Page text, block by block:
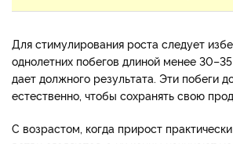
Для стимулирования роста следует
однолетних побегов длиной менее
дает должного результата. Эти побеги
естественно, чтобы сохранять свою
С возрастом, когда прирост